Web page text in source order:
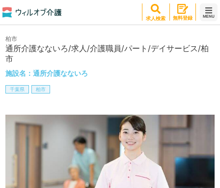
求人検索 無料登録 MENU
通所介護なないろ/求人/介護職員/パート/デイサービス/柏
市
施設名：通所介護なないろ
柏市
千葉県 柏市